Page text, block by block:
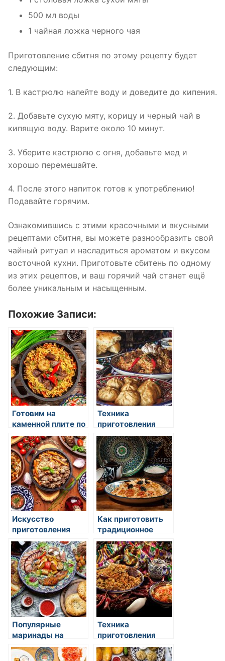
500 мл воды
1 чайная ложка черного чая
Приготовление сбитня по этому рецепту будет
следующим:
1. В кастрюлю налейте воду и доведите до кипения.
2. Добавьте сухую мяту, корицу и черный чай в
кипящую воду. Варите около 10 минут.
3. Уберите кастрюлю с огня, добавьте мед и
хорошо перемешайте.
4. После этого напиток готов к употреблению!
Подавайте горячим.
Ознакомившись с этими красочными и вкусными
рецептами сбитня, вы можете разнообразить свой
чайный ритуал и насладиться ароматом и вкусом
восточной кухни. Приготовьте сбитень по одному
из этих рецептов, и ваш горячий чай станет ещё
более уникальным и насыщенным.
Похожие Записи:
Готовим на
каменной плите по
восточным
рецептам
Техника
приготовления
риса в восточной
кухне
Искусство
приготовления
восточных
десертных блюд
Как приготовить
традиционное
печенье для чая
восточного стиля
Популярные
маринады на
восточной кухне
Техника
приготовления
кислого соуса для
пекинской утки